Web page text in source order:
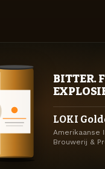
BITTER.
LOKI
Amerikaanse
Brouwerij &